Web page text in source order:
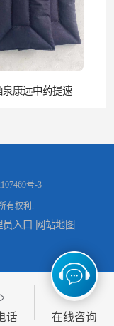
泉康远中药提速
药提速脉冲治疗仪
号-3
有权利.
员入口 网站地图
话 在线咨询